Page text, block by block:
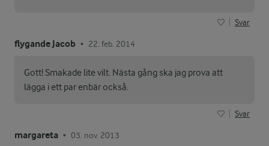
Svar
flygande Jacob • 22. feb. 2014
Gott! Smakade lite vilt. Nästa gång ska jag prova att
lägga i ett par enbär också.
Svar
margareta • 03. nov. 2013